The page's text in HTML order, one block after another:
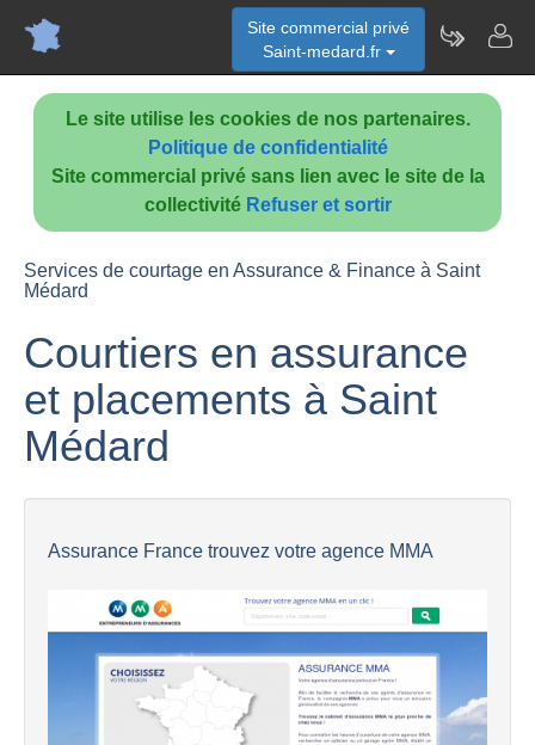
Le site utilise les cookies de nos partenaires.
Politique de confidentialité
Site commercial privé sans lien avec le site de la
collectivité Refuser et sortir
Site commercial privé
Saint-medard.fr
Services de courtage en Assurance & Finance à Saint
Médard
Courtiers en assurance
et placements à Saint
Médard
Assurance France trouvez votre agence MMA